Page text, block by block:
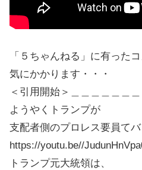
「５ちゃんねる」に有った
気にかかります・・・
＜引用開始＞＿＿＿＿＿＿＿
ようやくトランプが
支配者側のプロレス要員て
https://youtu.be//
トランプ元大統領は、